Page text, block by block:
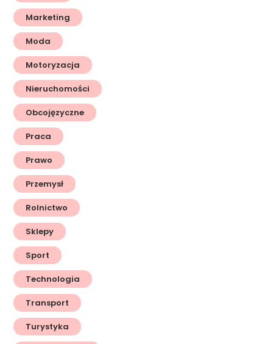
Marketing
Moda
Motoryzacja
Nieruchomości
Obcojęzyczne
Praca
Prawo
Przemysł
Rolnictwo
Sklepy
Sport
Technologia
Transport
Turystyka